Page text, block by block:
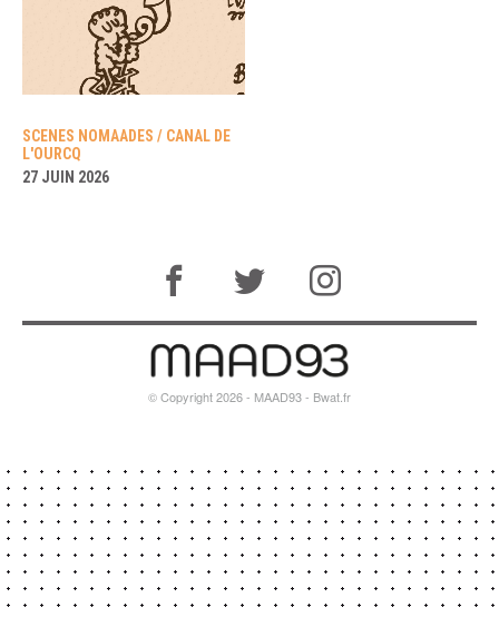
SCENES NOMAADES / CANAL DE
L'OURCQ
27 JUIN 2026
© Copyright 2026 - MAAD93 - Bwat.fr